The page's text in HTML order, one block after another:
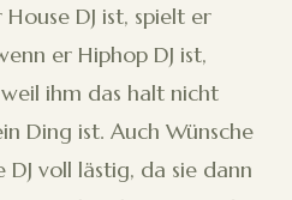
DJ ist, spielt er
er Hiphop DJ ist,
ihm das halt nicht
Ding ist. Auch Wünsche
voll lästig, da sie dann